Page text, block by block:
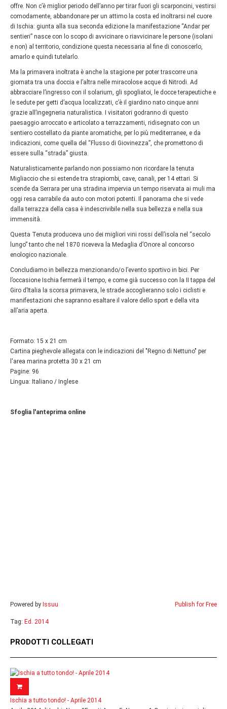
offre. Non c’è miglior periodo dell’anno per tirar fuori gli scarponcini, vestirsi
comodamente, abbandonare per un attimo la costa ed inoltrarsi nel cuore
di Ischia: giunta alla sua seconda edizione la manifestazione “Andar per
sentieri” nasce con lo scopo di avvicinare o riavvicinare le persone (isolani
e non) al territorio, condizione questa necessaria al fine di conoscerlo,
amarlo e quindi tutelarlo.
Ma la primavera inoltrata è anche la stagione per poter trascorre una
giornata tra una doccia e l’altra nelle miracolose acque di Nitrodi. Ad
abbracciare l’ingresso con il solarium, gli spogliatoi, le docce terapeutiche e
le sedute per getti d’acqua localizzati, c’è il giardino nato cinque anni
grazie all’ingegneria naturalistica. I visitatori godranno di questo
paesaggio arroccato e articolato a terrazzamenti, ridisegnato con un
sentiero costellato da piante aromatiche, per lo più mediterranee, e da
indicazioni, come quella del “Flusso di Giovinezza”, che promettono di
essere sulla “strada” giusta.
Naturalisticamente parlando non possiamo non ricordare la tenuta
Migliaccio che si estende tra strapiombi, cave, canali, per 14 ettari. Si
scende da Serrara per una stradina impervia un tempo riservata ai muli ma
oggi resa carrabile da auto con motori potenti. Il panorama che si vede
dalla terrazza della casa è indescrivibile nella sua bellezza e nella sua
immensità.
Questa Tenuta produceva uno dei migliori vini rossi dell’isola nel “secolo
lungo” tanto che nel 1870 riceveva la Medaglia d’Onore al concorso
enologico nazionale.
Concludiamo in bellezza menzionando/o l’evento sportivo in bici. Per
l’occasione Ischia fermerà il tempo, e come già successo con la II tappa del
Giro d’Italia la scorsa primavera, le strade accoglieranno solo i ciclisti e
manifestazioni che sapranno esaltare il valore dello sport e della vita
all’aria aperta.
Formato: 15 x 21 cm
Cartina pieghevole allegata con le indicazioni del "Regno di Nettuno" per
l'area marina protetta 30 x 21 cm
Pagine: 96
Lingua: Italiano / Inglese
Sfoglia l'anteprima online
Powered by Issuu Publish for Free
Tag: Ed. 2014
PRODOTTI COLLEGATI
Ischia a tutto tondo! - Aprile 2014